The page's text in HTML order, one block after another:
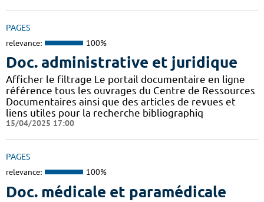
PAGES
relevance: 100%
Doc. administrative et juridique
Afficher le filtrage Le portail documentaire en ligne
référence tous les ouvrages du Centre de Ressources
Documentaires ainsi que des articles de revues et
liens utiles pour la recherche bibliographiq
15/04/2025 17:00
PAGES
relevance: 100%
Doc. médicale et paramédicale